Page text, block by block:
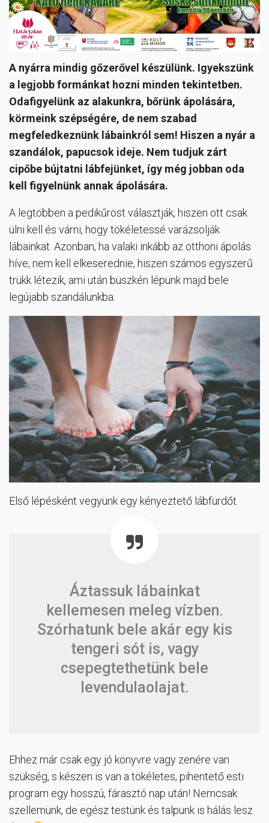
A nyárra mindig gőzerővel készülünk. Igyekszünk
a legjobb formánkat hozni minden tekintetben.
Odafigyelünk az alakunkra, bőrünk ápolására,
körmeink szépségére, de nem szabad
megfeledkeznünk lábainkról sem! Hiszen a nyár a
szandálok, papucsok ideje. Nem tudjuk zárt
cipőbe bújtatni lábfejünket, így még jobban oda
kell figyelnünk annak ápolására.
A legtöbben a pedikűröst választják, hiszen ott csak
ülni kell és várni, hogy tökéletessé varázsolják
lábainkat. Azonban, ha valaki inkább az otthoni ápolás
híve, nem kell elkeserednie, hiszen számos egyszerű
trükk létezik, ami után büszkén lépünk majd bele
legújabb szandálunkba.
Első lépésként vegyünk egy kényeztető lábfürdőt.
Áztassuk lábainkat
kellemesen meleg vízben.
Szórhatunk bele akár egy kis
tengeri sót is, vagy
csepegtethetünk bele
levendulaolajat.
Ehhez már csak egy jó könyvre vagy zenére van
szükség, s készen is van a tökéletes, pihentető esti
program egy hosszú, fárasztó nap után! Nemcsak
szellemünk, de egész testünk és talpunk is hálás lesz